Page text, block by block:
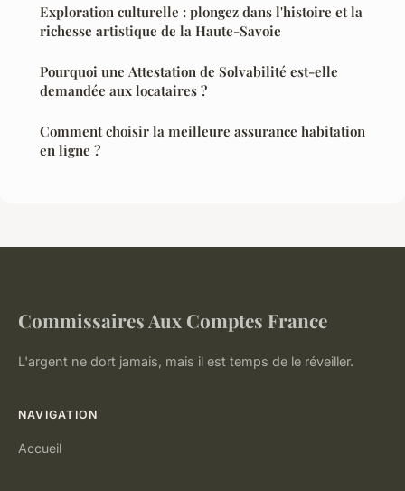
Exploration culturelle : plongez dans l'histoire et la
richesse artistique de la Haute-Savoie
Pourquoi une Attestation de Solvabilité est-elle
demandée aux locataires ?
Comment choisir la meilleure assurance habitation
en ligne ?
Commissaires Aux Comptes France
L'argent ne dort jamais, mais il est temps de le réveiller.
NAVIGATION
Accueil